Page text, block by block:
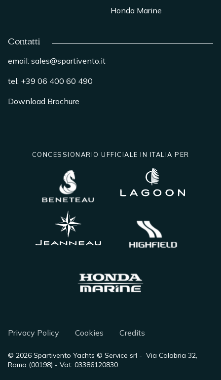
Honda Marine
Contatti
email: sales@spartivento.it
tel: +39 06 400 60 490
Download Brochure
CONCESSIONARIO UFFICIALE IN ITALIA PER
© 2026 Spartivento Yachts © Service srl - Via Calabria 32,
Roma (00198) - Vat: 03386120830
Privacy Policy Cookies Credits